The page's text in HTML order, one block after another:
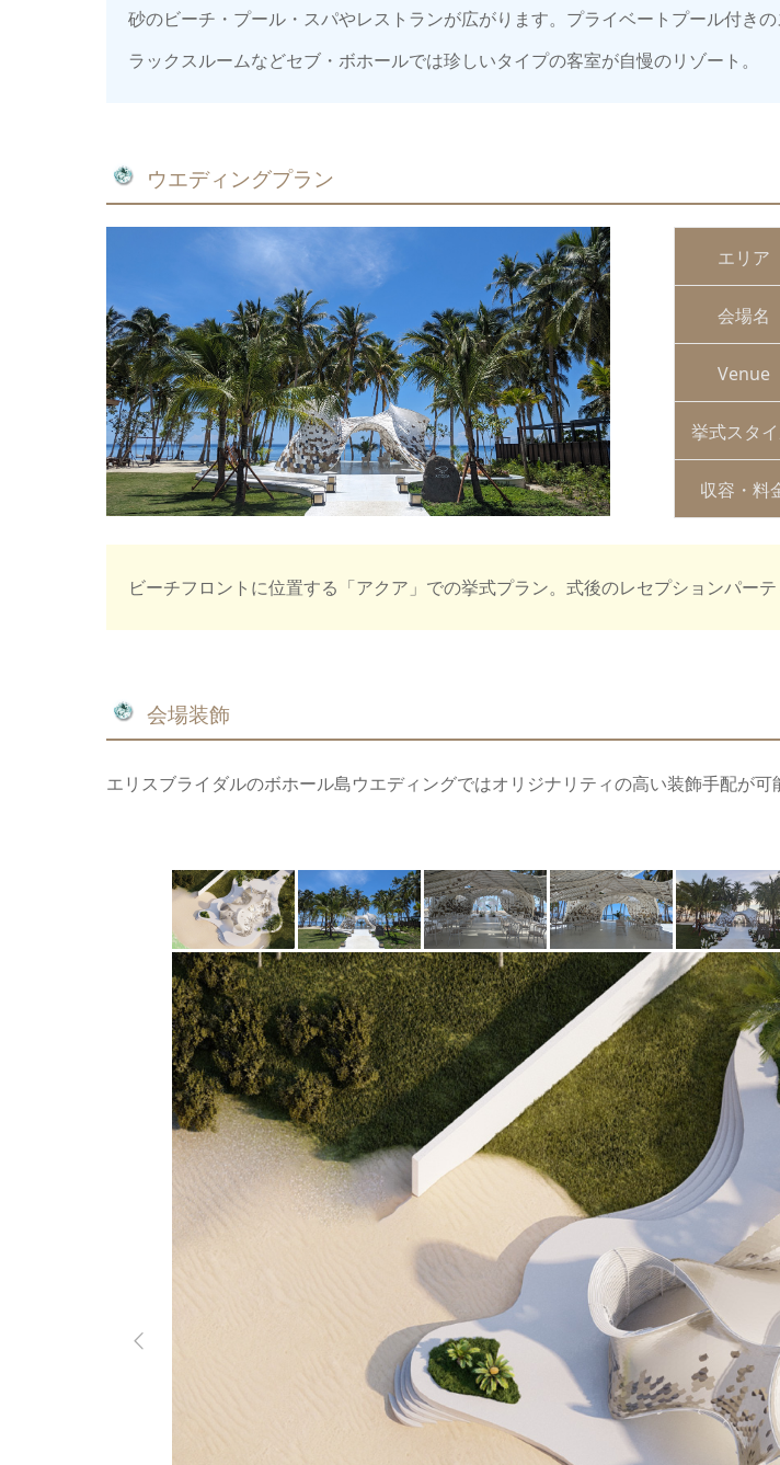
砂のビーチ・プール・スパやレストランが広がります。プライベートプール付き
ラックスルームなどセブ・ボホールでは珍しいタイプの客室が自慢のリゾート。
ウエディングプラン
エリア
会場名
Venue
挙式スタ
収容・料
ビーチフロントに位置する「アクア」での挙式プラン。式後のレセプションパー
会場装飾
エリスブライダルのボホール島ウエディングではオリジナリティの高い装飾手配が